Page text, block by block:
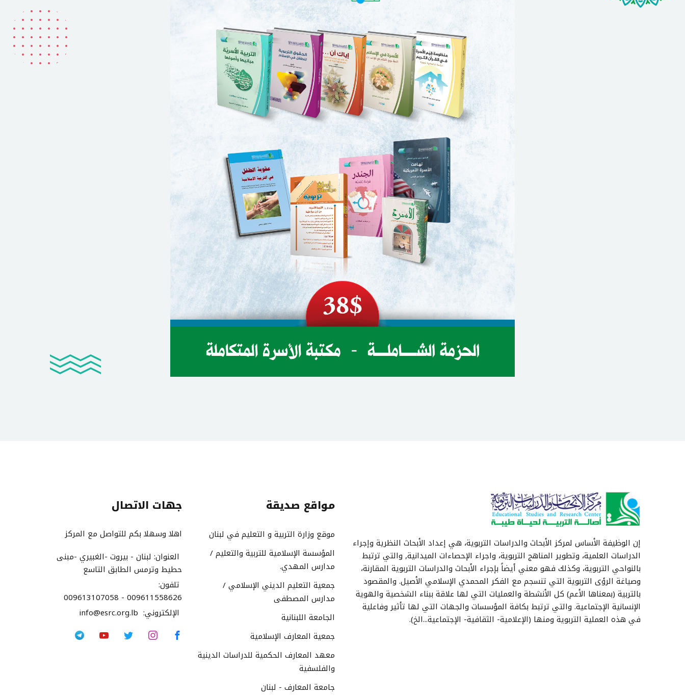
إن الوظيفة الأساس لمركز الأبحاث والدراسات التربوية، هي إعداد الأبحاث النظرية وإجراء
الدراسات العلمية، وتطوير المناهج التربوية، واجراء الإحصاءات الميدانية, والتي ترتبط
بالنواحي التربوية، وكذلك فهو معني أيضاً بإجراء الأبحاث والدراسات التربوية المقارنة،
وصياغة الرؤى التربوية التي تنسجم مع الفكر المحمدي الإسلامي الأصيل. والمقصود
بالتربية (بمعناها الأعم) كل الأنشطة والعمليات التي لها علاقة ببناء الشخصية والهوية
الإنسانية الإجتماعية. والتي ترتبط بكافة المؤسسات والجهات التي لها تأثير وفاعلية
في هذه العملية التربوية ومنها (الإعلامية- الثقافية- الإجتماعية...الخ).
مواقع صديقة
موقع وزارة التربية و التعليم في لبنان
المؤسسة الإسلامية للتربية والتعليم /
مدارس المهدي.
جمعية التعليم الديني الإسلامي /
مدارس المصطفى
الجامعة اللبنانية
جمعية المعارف الإسلامية
معهد المعارف الحكمية للدراسات الدينية
والفلسفية
جامعة المعارف - لبنان
جهات الاتصال
اهلا وسهلا بكم للتواصل مع المركز
العنوان: لبنان - بيروت -الغبيري -مبنى
حطيط وترمس الطابق التاسع
تلفون:
009613107058 - 009611558626
الإلكتروني: